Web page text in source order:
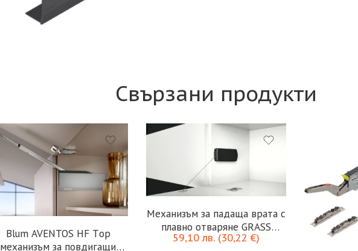
Свързани продукти
Blum AVENTOS HF Тop
механизъм за повдигащи
Механизъм за падаща врата с
плавно отваряне GRASS
Kinvaro D-S 60N
59,10лв. (30,22€)